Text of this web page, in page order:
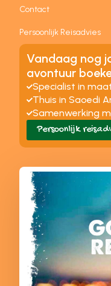
Contact
Persoonlijk Reisadvies
Vandaag nog
avontuur
Specialist in
Thuis in Saoedi
Samenwerking
Persoonlijk